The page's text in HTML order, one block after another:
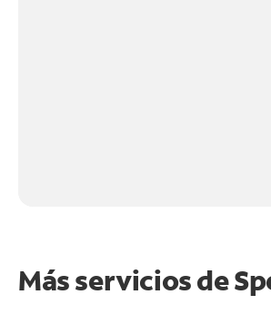
Más servicios de